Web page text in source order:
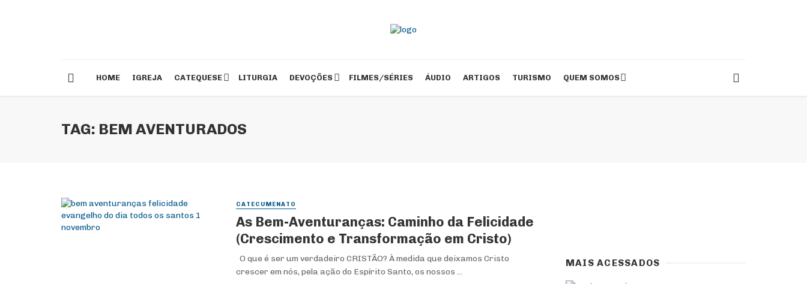
HOME IGREJA CATEQUESE LITURGIA DEVOÇÕES FILMES/SÉRIES ÁUDIO ARTIGOS TURISMO QUEM SOMOS
TAG: BEM AVENTURADOS
CATECUMENATO
As Bem-Aventuranças: Caminho da Felicidade
(Crescimento e Transformação em Cristo)
O que é ser um verdadeiro CRISTÃO? À medida que deixamos Cristo
crescer em nós, pela ação do Espírito Santo, os nossos ...
MAIS ACESSADOS